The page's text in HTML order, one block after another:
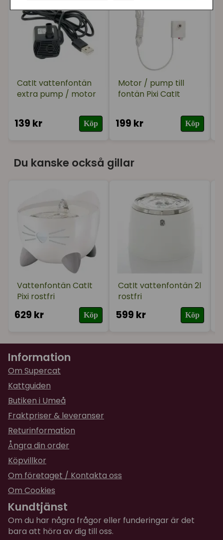
CatIt vattenfontän
extra pump / motor
139 kr Köp
Motor / pump till
fontän Pixi CatIt
199 kr Köp
Du kanske också gillar
Vattenfontän CatIt
Pixi rostfri
629 kr Köp
CatIt vattenfontän 2l
rostfri
599 kr Köp
Information
Om Supercat
Kattguiden
Butiken i Umeå
Fraktpriser & leveranser
Returinformation
Ångra din order
Köpvillkor
Om företaget / Kontakta oss
Om Cookies
Kundtjänst
Om du har några frågor eller funderingar är det
bara att höra av dig till oss.